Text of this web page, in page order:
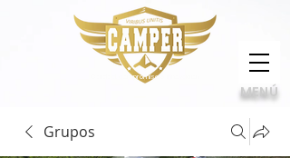
Calidad, compromiso e innovación
MENÚ
Grupos